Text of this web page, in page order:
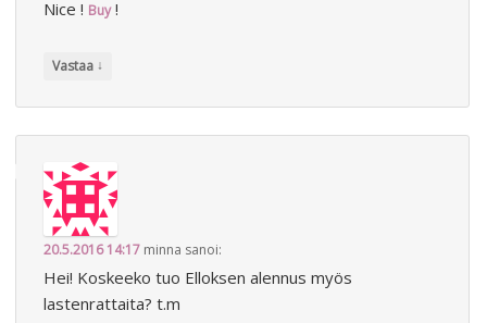
Nice ! Buy!
Vastaa ↓
20.5.2016 14:17 minna sanoi:
Hei! Koskeeko tuo Elloksen alennus myös
lastenrattaita? t.m